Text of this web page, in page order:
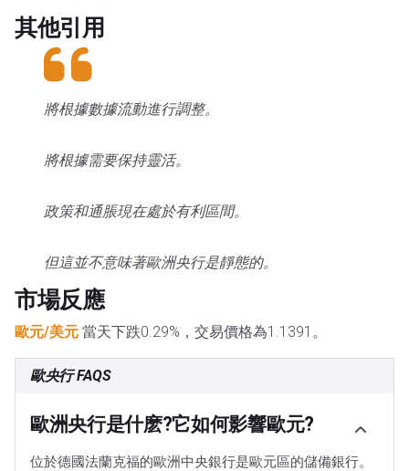
其他引用
將根據數據流動進行調整。
將根據需要保持靈活。
政策和通脹現在處於有利區間。
但這並不意味著歐洲央行是靜態的。
市場反應
歐元/美元 當天下跌0.29%，交易價格為1.1391。
歐央行 FAQS
歐洲央行是什麽?它如何影響歐元?
位於德國法蘭克福的歐洲中央銀行是歐元區的儲備銀行。